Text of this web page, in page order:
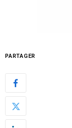
PARTAGER